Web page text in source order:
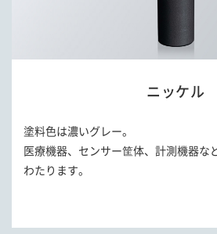
ニッケル
塗料色は濃いグレー。
医療機器、センサー筐体、計測機器な
わたります。